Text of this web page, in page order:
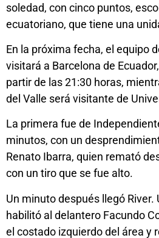
soledad, con cinco puntos,
ecuatoriano, que tiene una
En la próxima fecha, el equipo
visitará a Barcelona de
partir de las 21:30 horas,
del Valle será visitante de
La primera fue de
minutos, con un
Renato Ibarra, quien remató
con un tiro que se fue alto.
Un minuto después llegó River.
habilitó al delantero Facundo
el costado izquierdo del área y